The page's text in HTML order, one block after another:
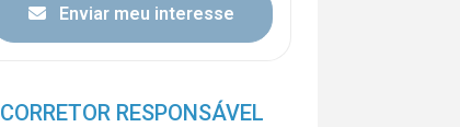
Enviar meu interesse
CORRETOR RESPONSÁVEL